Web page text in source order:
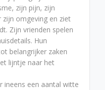
zijn pijn, zijn
omgeving en ziet
Zijn vrienden spelen
Hun
belangrijker zaken
lijntje naar het
ineens een aantal witte